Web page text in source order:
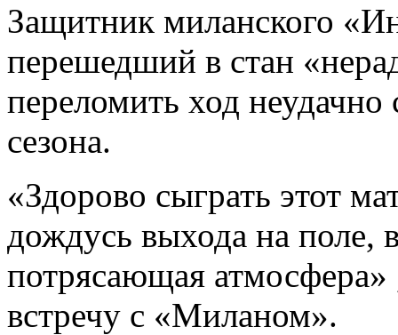
Защитник миланского
перешедший в стан
переломить ход
сезона.
«Здорово сыграть этот
дождусь выхода на поле,
потрясающая
встречу с «Миланом».